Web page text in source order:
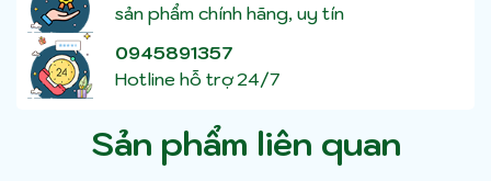
sản phẩm chính hãng, uy tín
0945891357
Hotline hỗ trợ 24/7
Sản phẩm liên quan